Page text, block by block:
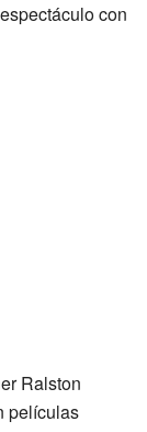
con
Ralston
películas